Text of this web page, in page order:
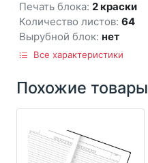
Печать блока: 2 краски
Количество листов: 64
Вырубной блок: нет
Все характеристики
Похожие товары